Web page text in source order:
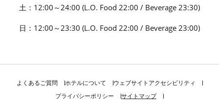
土：12:00～24:00 (L.O. Food 22:00 / Beverage 23:30)
日：12:00～23:30 (L.O. Food 22:00 / Beverage 23:00)
よくあるご質問 ホテルについて
ウェブサイトアクセシビリティ
プライバシーポリシー
サイトマップ